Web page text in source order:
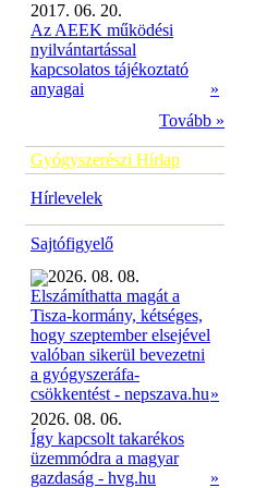
2017. 06. 20.
Az AEEK működési
nyilvántartással
kapcsolatos tájékoztató
anyagai
»
Tovább »
Gyógyszerészi Hírlap
Hírlevelek
Sajtófigyelő
2026. 08. 08.
Elszámíthatta magát a
Tisza-kormány, kétséges,
hogy szeptember elsejével
valóban sikerül bevezetni
a gyógyszeráfa-
csökkentést - nepszava.hu»
2026. 08. 06.
Így kapcsolt takarékos
üzemmódra a magyar
gazdaság - hvg.hu
»